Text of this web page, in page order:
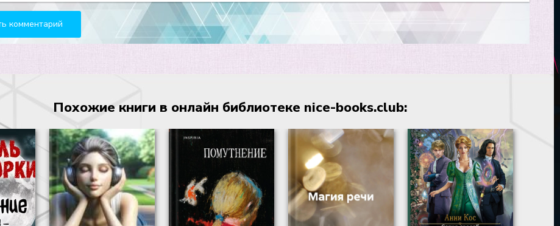
Похожие книги в онлайн библиотеке nice-books.club: